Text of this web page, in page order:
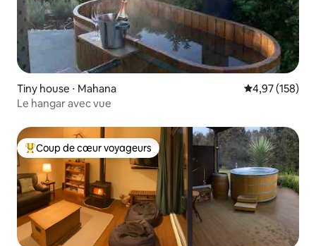
Tiny house ⋅ Mahana Évaluation
4,97 (158)
Le hangar avec vue
Coups de cœur voyageurs les plus appréciés
Coup de cœur voyageurs